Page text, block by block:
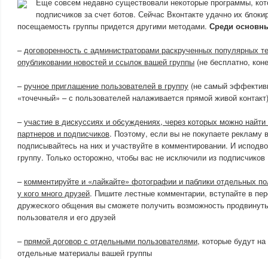
подписчиков за счет ботов. Сейчас Вконтакте удачно их
посещаемость группы придется другими методами. Среди
–договоренность с администраторами раскрученных популярных
опубликовании новостей и ссылок вашей группы (не бесплатно,
–ручное приглашение пользователей в группу (не самый
«точечный» – с пользователей налаживается прямой живой контакт)
–участие в дискуссиях и обсуждениях, через которых можно
партнеров и подписчиков. Поэтому, если вы не покупаете рекламу
подписывайтесь на них и участвуйте в комментировании. И
группу. Только осторожно, чтобы вас не исключили из подписчиков
–комментируйте и «лайкайте» фотографии и паблики отдельных
у кого много друзей. Пишите лестные комментарии, вступайте в
дружеского общения вы сможете получить возможность
пользователя и его друзей
– прямой договор с отдельными пользователями, которые будут
отдельные материалы вашей группы